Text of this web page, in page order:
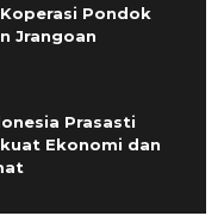
Pondok
Jrangoan
Prasasti
Ekonomi dan